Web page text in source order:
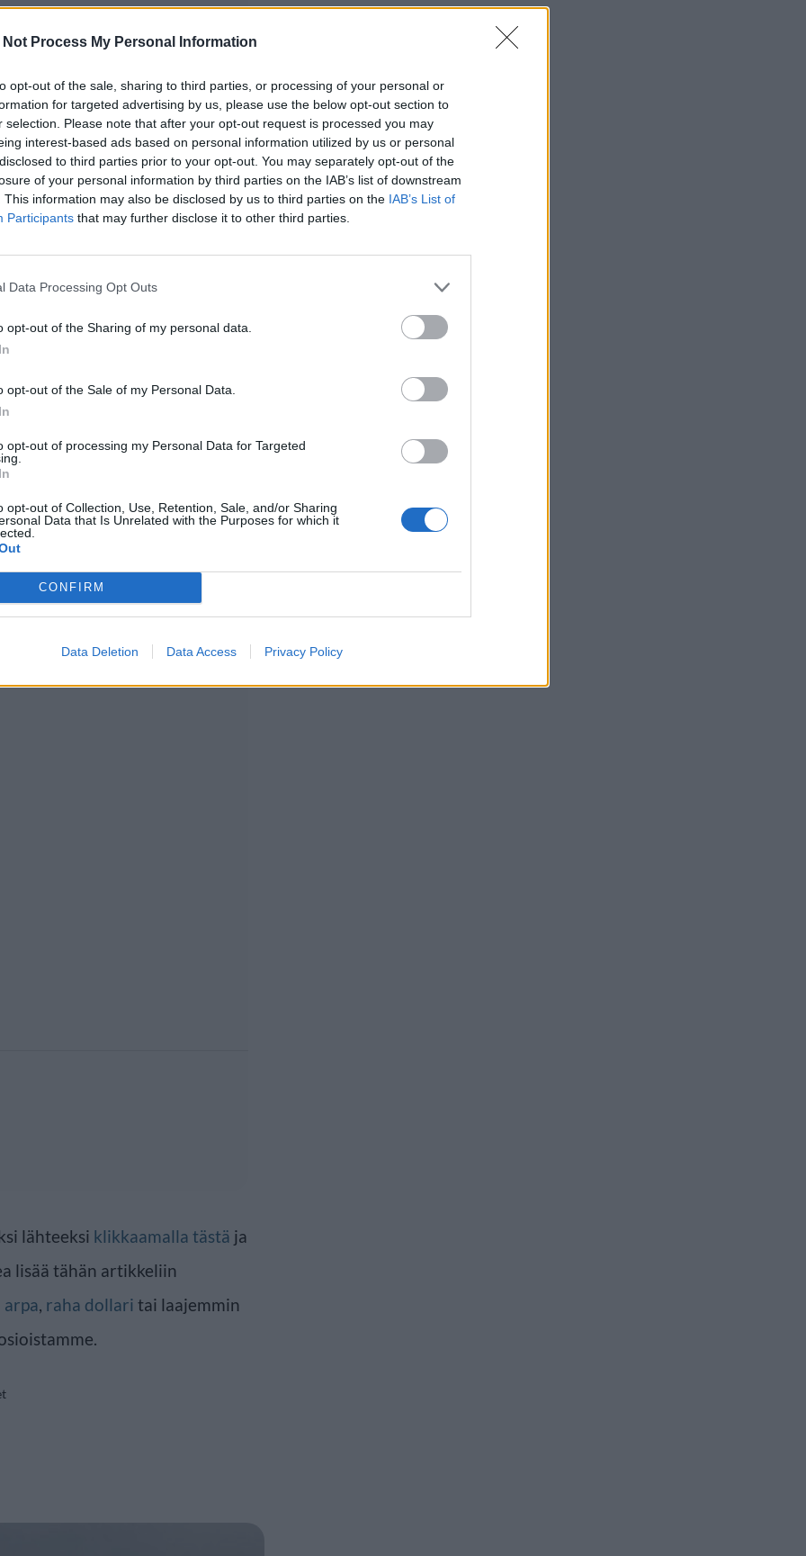
Not Process My Personal Information
opt-out of the sale, sharing to third parties, or processing of your personal or
for targeted advertising by us, please use the below opt-out section to
selection. Please note that after your opt-out request is processed you may
interest-based ads based on personal information utilized by us or personal
to third parties prior to your opt-out. You may separately opt-out of the
of your personal information by third parties on the IAB’s list of downstream
This information may also be disclosed by us to third parties on the IAB’s List of
Participants that may further disclose it to other third parties.
Data Processing Opt Outs
opt-out of the Sharing of my personal data.
opt-out of the Sale of my Personal Data.
opt-out of processing my Personal Data for Targeted
opt-out of Collection, Use, Retention, Sale, and/or Sharing
Data that Is Unrelated with the Purposes for which it
CONFIRM
Data Deletion Data Access Privacy Policy
arvan. Katsoin roskikseen
Thorton kuvaili.
voitto.
itki onnesta ja soitti heti sekä
arpaonnestaan.
lähteeksi klikkaamalla tästä ja
lisää tähän artikkeliin
arpa, raha dollari tai laajemmin